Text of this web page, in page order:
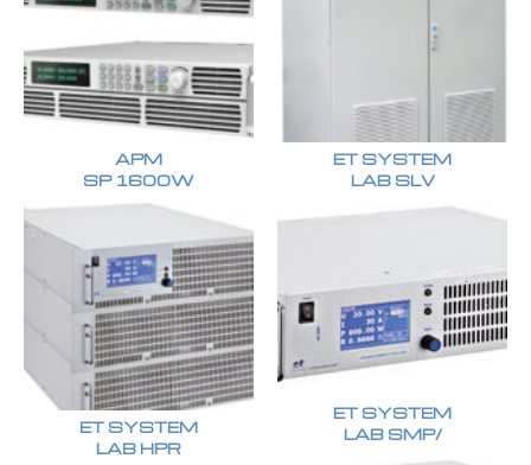
APM
SP 1600W
ET SYSTEM
LAB SLV
ET SYSTEM
LAB HPR
ET SYSTEM
LAB SMP/